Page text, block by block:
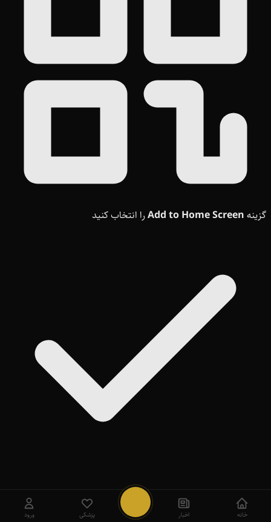
خانه اخبار پزشکی ورود
گزینه Add to Home Screenرا انتخاب کنید
Add ضربه بزنید